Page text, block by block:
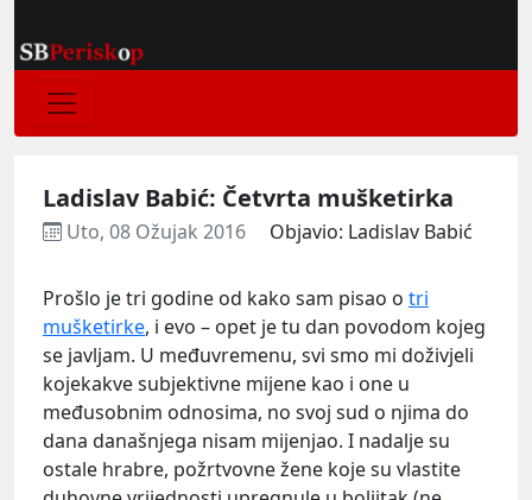
Ladislav Babić: Četvrta mušketirka
Uto, 08 Ožujak 2016 Objavio: Ladislav Babić
Prošlo je tri godine od kako sam pisao o tri
mušketirke, i evo – opet je tu dan povodom kojeg
se javljam. U međuvremenu, svi smo mi doživjeli
kojekakve subjektivne mijene kao i one u
međusobnim odnosima, no svoj sud o njima do
dana današnjega nisam mijenjao. I nadalje su
ostale hrabre, požrtvovne žene koje su vlastite